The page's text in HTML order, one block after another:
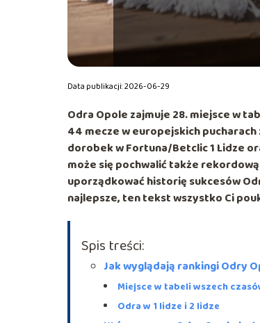
Data publikacji: 2026-06-29
Odra Opole zajmuje 28. miejsce w
44 mecze w europejskich pucharach
dorobek wFortuna/Betclic 1 Lidze
może się pochwalić także
uporządkować historię sukcesów
najlepsze, ten tekst wszystko Ci
Spis treści:
Jak wyglądają rankingi Odry
Miejsce w tabeli wszech
Odra w 1 lidze i 2 lidze